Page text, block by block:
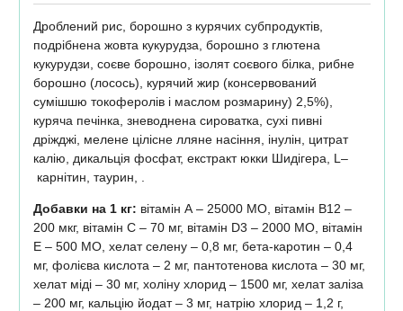
Дроблений рис, борошно з курячих субпродуктів,
подрібнена жовта кукурудза, борошно з глютена
кукурудзи, соєве борошно, ізолят соєвого білка, рибне
борошно (лосось), курячий жир (консервований
сумішшю токоферолів і маслом розмарину) 2,5%),
куряча печінка, зневоднена сироватка, сухі пивні
дріжджі, мелене цілісне лляне насіння, інулін, цитрат
калію, дикальція фосфат, екстракт юкки Шидігера, L–
карнітин, таурин, .
Добавки на 1 кг: вітамін А – 25000 МО, вітамін В12 –
200 мкг, вітамін С – 70 мг, вітамін D3 – 2000 МО, вітамін
Е – 500 МО, хелат селену – 0,8 мг, бета-каротин – 0,4
мг, фолієва кислота – 2 мг, пантотенова кислота – 30 мг,
хелат міді – 30 мг, холіну хлорид – 1500 мг, хелат заліза
– 200 мг, кальцію йодат – 3 мг, натрію хлорид – 1,2 г,